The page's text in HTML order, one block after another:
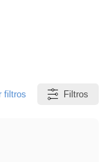
filtros Filtros